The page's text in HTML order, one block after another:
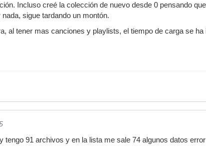
Incluso creé la colección de nuevo desde 0 pensando
sigue tardando un montón.
al tener mas canciones y playlists, el tiempo de carga se
tengo 91 archivos y en la lista me sale 74 algunos datos